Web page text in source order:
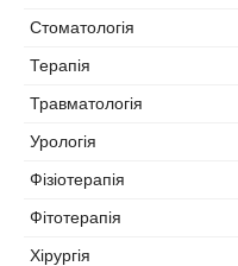
Стоматологія
Терапія
Травматологія
Урологія
Фізіотерапія
Фітотерапія
Хірургія